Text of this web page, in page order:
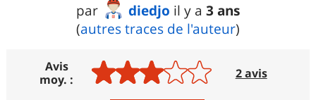
par diedjo il y a 3 ans
(autres traces de l'auteur)
Avis
moy. :
2 avis